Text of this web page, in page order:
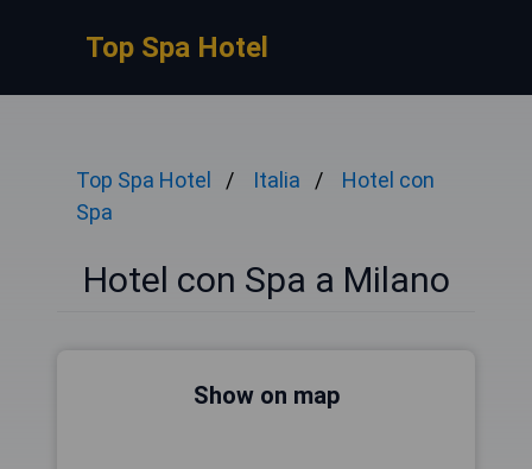
Top Spa Hotel
Top Spa Hotel Italia
Hotel con
Spa
Hotel con Spa a Milano
Show on map